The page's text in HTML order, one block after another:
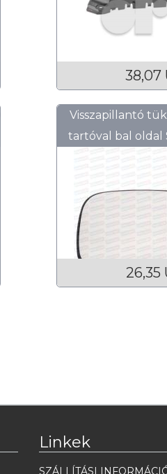
38,07
Visszapillantó
tartóval bal oldal
26,35
Linkek
SZÁLLÍTÁSI